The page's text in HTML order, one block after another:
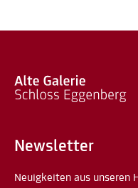
Newsletter
Neuigkeiten aus unseren